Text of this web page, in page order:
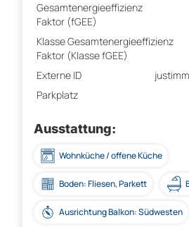
Gesamtenergieeffizienz
Faktor (fGEE)
Klasse Gesamtenergieeffizienz
Faktor (Klasse fGEE)
Externe ID
Parkplatz
Ausstattung:
Wohnküche / offene Küche
Boden: Fliesen, Parkett
Ausrichtung Balkon: Südwesten